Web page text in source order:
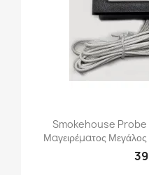
Smokehouse Probe
Μαγειρέματος